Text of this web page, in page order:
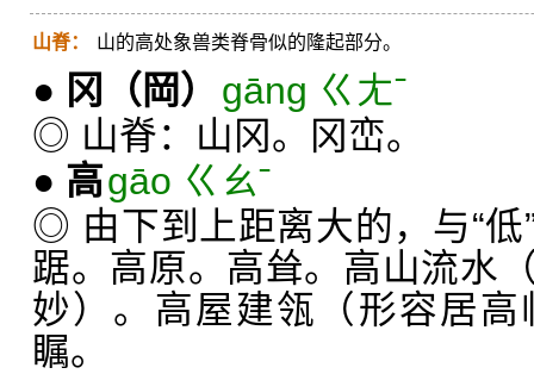
山脊： 山的高处象兽类脊骨似的隆起部分。
● 冈 （岡）
gāng ㄍㄤˉ
◎ 山脊：山冈。冈峦。
● 高gāo ㄍㄠˉ
◎ 由下到上距离大的，与“低
踞。高原。高耸。高山流水
妙）。高屋建瓴（形容居
瞩。